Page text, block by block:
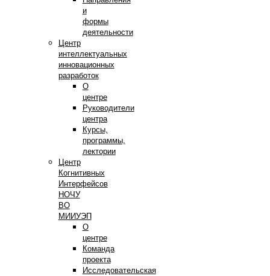
и
формы
деятельности
Центр
интеллектуальных
инновационных
разработок
О
центре
Руководители
центра
Курсы,
программы,
лектории
Центр
Когнитивных
Интерфейсов
НОЧУ
ВО
МИИУЭП
О
центре
Команда
проекта
Исследовательская